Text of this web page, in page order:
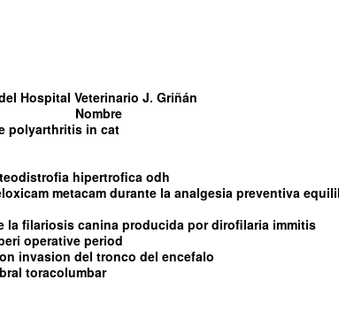
Hospital Veterinario J. Griñán
Nombre
polyarthritis in cat
hipertrofica odh
metacam durante la analgesia preventiva
la filariosis canina producida por dirofilaria immitis
operative period
invasion del tronco del encefalo
toracolumbar